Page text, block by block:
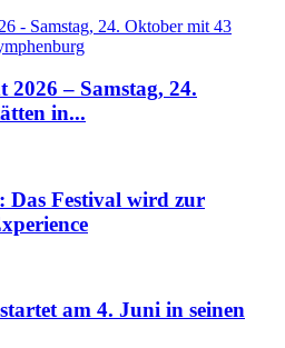
2026 – Samstag, 24.
in...
Das Festival wird zur
am 4. Juni in seinen